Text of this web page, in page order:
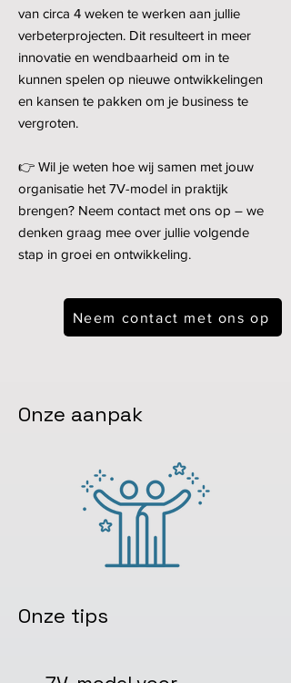
van circa 4 weken te werken aan jullie
verbeterprojecten. Dit resulteert in meer
innovatie en wendbaarheid om in te
kunnen spelen op nieuwe ontwikkelingen
en kansen te pakken om je business te
vergroten.
​👉 Wil je weten hoe wij samen met jouw
organisatie het 7V-model in praktijk
brengen? Neem contact met ons op – we
denken graag mee over jullie volgende
stap in groei en ontwikkeling.
Neem contact met ons op
Onze aanpak
Onze tips